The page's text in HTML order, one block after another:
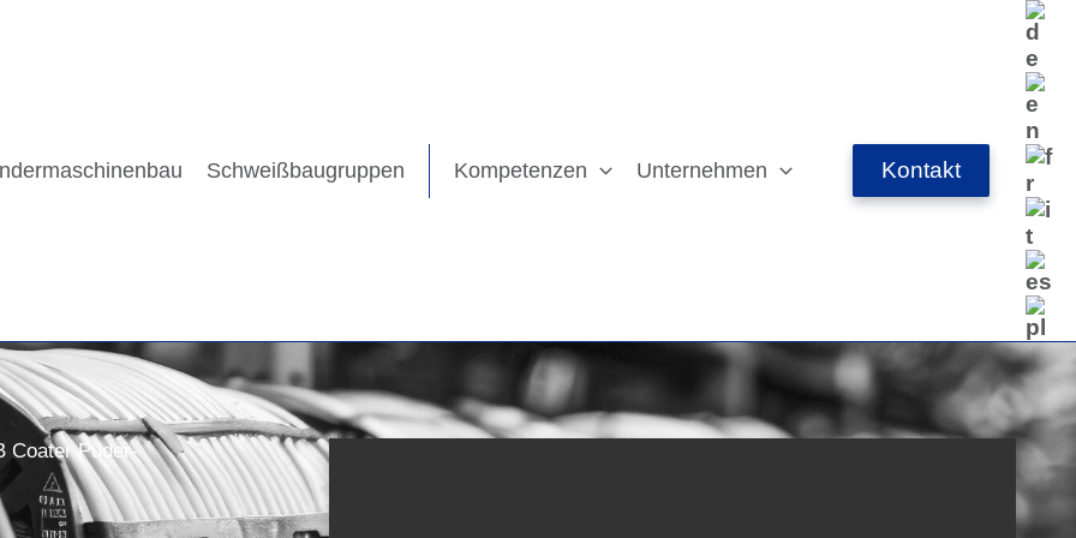
Schweißbaugruppen Kompetenzen Unternehmen Kontakt
Coater Puder-